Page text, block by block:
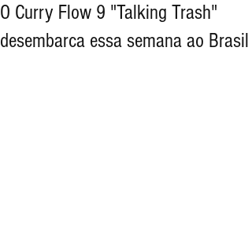
O Curry Flow 9 "Talking Trash"
desembarca essa semana ao Brasil